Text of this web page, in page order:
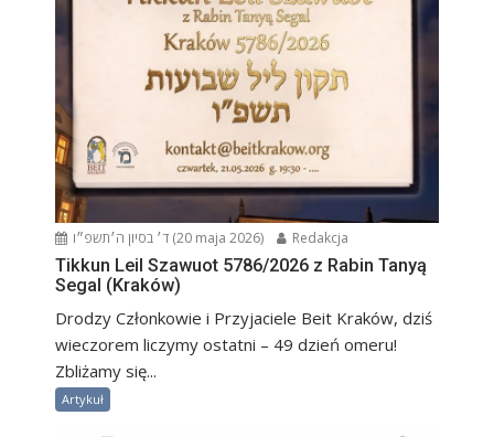
ד׳ בסיון ה׳תשפ״ו (20 maja 2026) Redakcja
Tikkun Leil Szawuot 5786/2026 z Rabin Tanyą
Segal (Kraków)
Drodzy Członkowie i Przyjaciele Beit Kraków, dziś
wieczorem liczymy ostatni – 49 dzień omeru!
Zbliżamy się...
Artykuł